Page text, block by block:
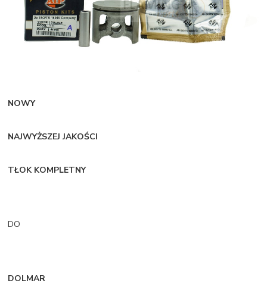
NOWY
NAJWYŻSZEJ JAKOŚCI
TŁOK KOMPLETNY
DO
DOLMAR